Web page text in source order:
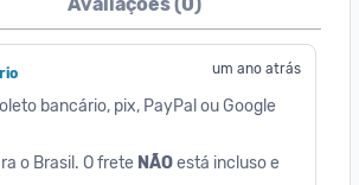
um ano atrás
bancário, pix, PayPal ou Google
o Brasil. O frete NÃO está incluso e